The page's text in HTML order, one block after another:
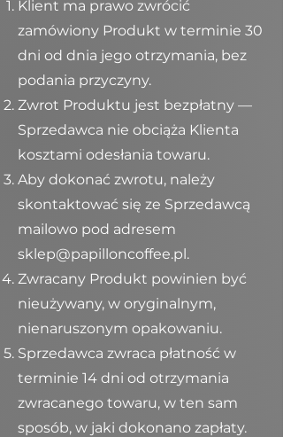
Klient ma prawo zwrócić
zamówiony Produkt w terminie 30
dni od dnia jego otrzymania, bez
podania przyczyny.
Zwrot Produktu jest bezpłatny —
Sprzedawca nie obciąża Klienta
kosztami odesłania towaru.
Aby dokonać zwrotu, należy
skontaktować się ze Sprzedawcą
mailowo pod adresem
sklep@papilloncoffee.pl.
Zwracany Produkt powinien być
nieużywany, w oryginalnym,
nienaruszonym opakowaniu.
Sprzedawca zwraca płatność w
terminie 14 dni od otrzymania
zwracanego towaru, w ten sam
sposób, w jaki dokonano zapłaty.